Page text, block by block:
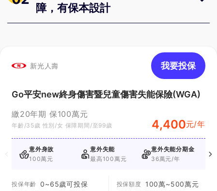
障，有保本設計
新光人壽 我要投保
Go平安new終身傷害暨兒童傷害失能保險(WGA)
繳20年期 保100萬元
年齡/35歲 性別/女 保障期間/至99歲 4,400元/年
意外身故
100萬元
意外失能
最高100萬元
意外失能分期金
36萬元/年
投保年齡 0~65歲可投保 投保額度 100萬~500萬元